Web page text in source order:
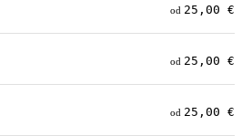
od 25,00 €
od 25,00 €
od 25,00 €